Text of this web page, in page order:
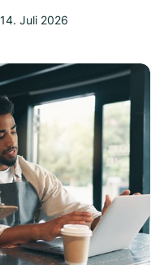
14. Juli 2026